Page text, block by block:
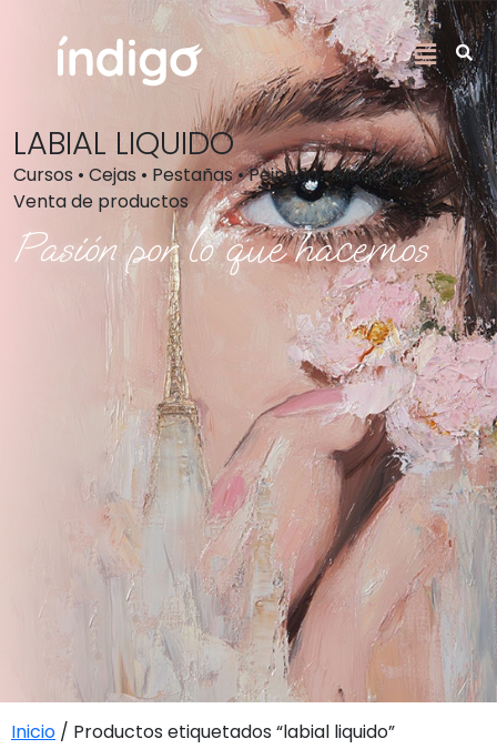
LABIAL LIQUIDO
Cursos • Cejas • Pestañas • Peinado • Maquillaje •
Venta de productos
Pasión por lo que hacemos
Inicio / Productos etiquetados “labial liquido”